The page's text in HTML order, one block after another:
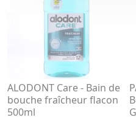
ALODONT Care - Bain de
bouche fraîcheur flacon
500ml